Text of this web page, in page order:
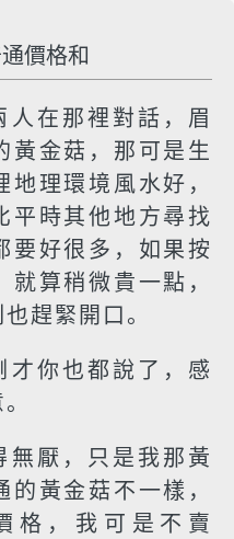
價格和
人在那裡對話，眉
黃金菇，那可是生
理環境風水好，
平時其他地方尋找
要好很多，如果按
算稍微貴一點，
趕緊開口。
才你也都說了，感
無厭，只是我那黃
黃金菇不一樣，
格，我可是不賣